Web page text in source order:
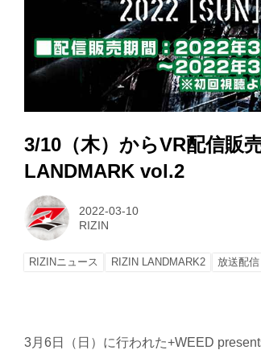
3/10（木）からVR配信販
LANDMARK vol.2
2022-03-10
RIZIN
RIZINニュース RIZIN LANDMARK2 放送配信
3月6日（日）に行われた+WEED